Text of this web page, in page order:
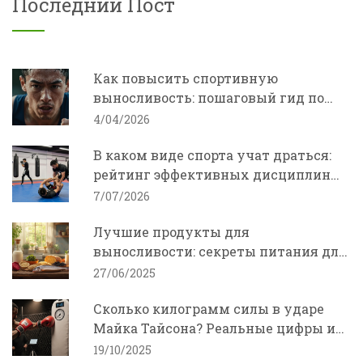
Как повысить спортивную
выносливость: пошаговый гид по
тренировкам и питанию
4/04/2026
В каком виде спорта учат драться:
рейтинг эффективных дисциплин
для самообороны
7/07/2026
Лучшие продукты для
выносливости: секреты питания для
энергии и силы
27/06/2025
Сколько килограмм силы в ударе
Майка Тайсона? Реальные цифры и
как развить мощный удар
19/10/2025